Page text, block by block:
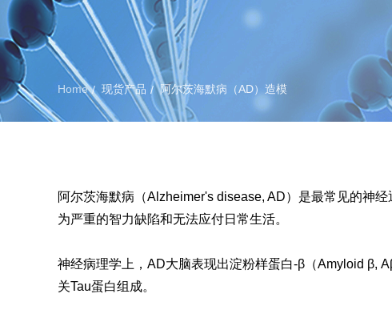
Home / 现货产品 / 阿尔茨海默病（AD）造模
阿尔茨海默病（Alzheimer's disease, AD）是最常见的神
为严重的智力缺陷和无法应付日常生活。
神经病理学上，AD大脑表现出淀粉样蛋白‐β（Amyloid β,
关Tau蛋白组成。